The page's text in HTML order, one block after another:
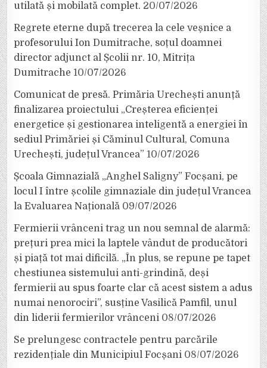
utilată și mobilată complet. 20/07/2026
Regrete eterne după trecerea la cele veșnice a
profesorului Ion Dumitrache, soțul doamnei
director adjunct al Școlii nr. 10, Mitrița
Dumitrache 10/07/2026
Comunicat de presă. Primăria Urechești anunță
finalizarea proiectului „Creșterea eficienței
energetice și gestionarea inteligentă a energiei în
sediul Primăriei și Căminul Cultural, Comuna
Urechești, județul Vrancea” 10/07/2026
Școala Gimnazială „Anghel Saligny” Focșani, pe
locul I între școlile gimnaziale din județul Vrancea
la Evaluarea Națională 09/07/2026
Fermierii vrânceni trag un nou semnal de alarmă:
prețuri prea mici la laptele vândut de producători
și piață tot mai dificilă. „În plus, se repune pe tapet
chestiunea sistemului anti-grindină, deși
fermierii au spus foarte clar că acest sistem a adus
numai nenorociri”, susține Vasilică Pamfil, unul
din liderii fermierilor vrânceni 08/07/2026
Se prelungesc contractele pentru parcările
rezidențiale din Municipiul Focșani 08/07/2026